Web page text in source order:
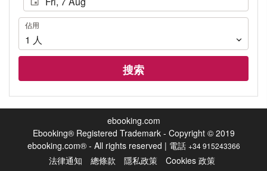
佔佔用
1 人
搜索
ebooking.com
Ebooking® Registered Trademark - Copyright © 2019
ebooking.com® - All rights reserved | 電話 +34 915243366
法律通知 總條款 隱私政策
Cookies 政策